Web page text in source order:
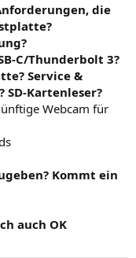
die
C/Thunderbolt 3?
Service &
Kartenleser?
Webcam für
Kommt ein
auch OK